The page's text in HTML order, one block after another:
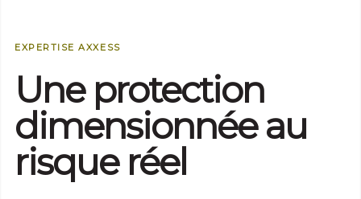
EXPERTISE AXXESS
Une protection
dimensionnée au
risque réel
sont nécessaires
au
fonctionnement
du site Web.